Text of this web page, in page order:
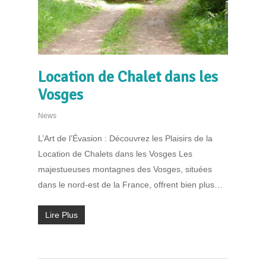
Location de Chalet dans les
Vosges
News
L’Art de l’Évasion : Découvrez les Plaisirs de la
Location de Chalets dans les Vosges Les
majestueuses montagnes des Vosges, situées
dans le nord-est de la France, offrent bien plus…
Lire Plus